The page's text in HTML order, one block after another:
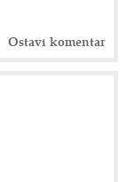
Ostavi komentar